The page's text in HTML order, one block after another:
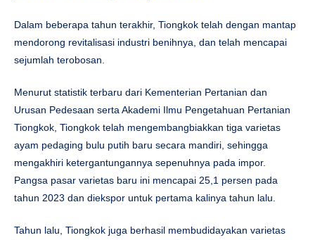
Dalam beberapa tahun terakhir, Tiongkok telah dengan mantap
mendorong revitalisasi industri benihnya, dan telah mencapai
sejumlah terobosan.
Menurut statistik terbaru dari Kementerian Pertanian dan
Urusan Pedesaan serta Akademi Ilmu Pengetahuan Pertanian
Tiongkok, Tiongkok telah mengembangbiakkan tiga varietas
ayam pedaging bulu putih baru secara mandiri, sehingga
mengakhiri ketergantungannya sepenuhnya pada impor.
Pangsa pasar varietas baru ini mencapai 25,1 persen pada
tahun 2023 dan diekspor untuk pertama kalinya tahun lalu.
Tahun lalu, Tiongkok juga berhasil membudidayakan varietas